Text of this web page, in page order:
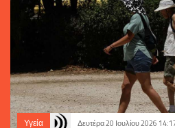
Υγεία Δευτέρα 20 Ιουλίου 2026